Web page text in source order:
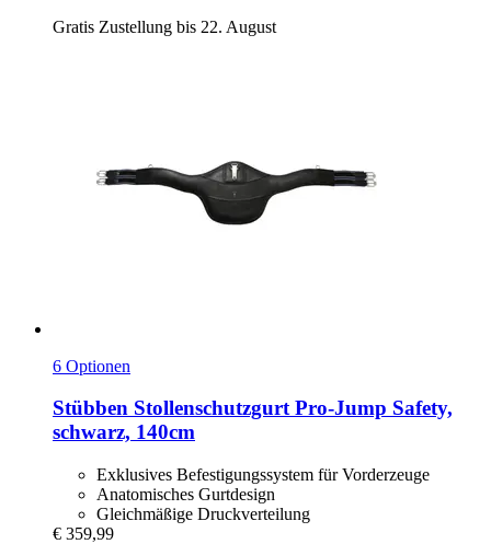
Gratis Zustellung bis 22. August
6 Optionen
Stübben Stollenschutzgurt Pro-​Jump Safety,
schwarz, 140cm
Exklusives Befestigungssystem für Vorderzeuge
Anatomisches Gurtdesign
Gleichmäßige Druckverteilung
€ 359,99